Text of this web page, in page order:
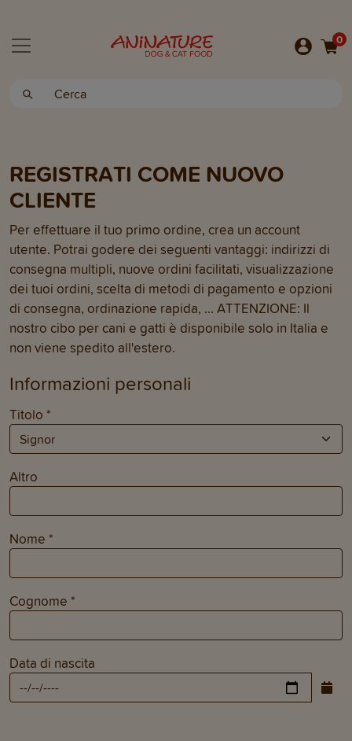
0
REGISTRATI COME NUOVO
CLIENTE
Per effettuare il tuo primo ordine, crea un account
utente. Potrai godere dei seguenti vantaggi: indirizzi di
consegna multipli, nuove ordini facilitati, visualizzazione
dei tuoi ordini, scelta di metodi di pagamento e opzioni
di consegna, ordinazione rapida, ... ATTENZIONE: Il
nostro cibo per cani e gatti è disponibile solo in Italia e
non viene spedito all'estero.
Informazioni personali
Titolo *
Altro
Nome *
Cognome *
Data di nascita